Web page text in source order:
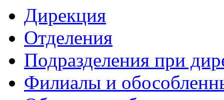
Дирекция
Отделения
Подразделения при
Филиалы и